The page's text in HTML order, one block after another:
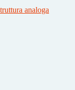
analoga